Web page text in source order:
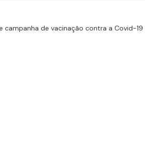
de vacinação contra a Covid-19